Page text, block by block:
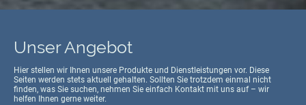
Unser Angebot
Hier stellen wir Ihnen unsere Produkte und Dienstleistungen vor. Diese
Seiten werden stets aktuell gehalten. Sollten Sie trotzdem einmal nicht
finden, was Sie suchen, nehmen Sie einfach Kontakt mit uns auf – wir
helfen Ihnen gerne weiter.